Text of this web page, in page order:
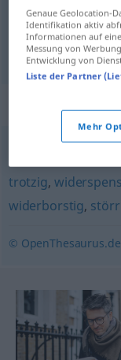
mulish
pigheaded
trotzig,
widerborstig,
© OpenThesaurus.de
Genaue Geolocation-
Identifikation aktiv
Informationen auf
Messung von
Entwicklung von
Liste der Partner
Mehr